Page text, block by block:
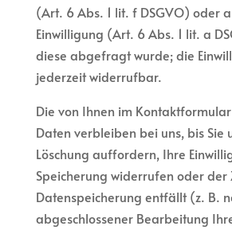
(Art. 6 Abs. 1 lit. f DSGVO) oder
Einwilligung (Art. 6 Abs. 1 lit. a
diese abgefragt wurde; die
jederzeit widerrufbar.
Die von Ihnen im
Daten verbleiben bei uns, bis Sie
Löschung auffordern, Ihre
Speicherung widerrufen oder der
Datenspeicherung entfällt (z. B.
abgeschlossener Bearbeitung